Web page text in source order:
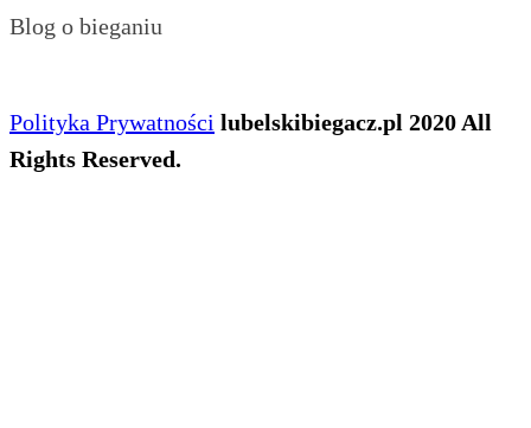
Blog o bieganiu
Polityka Prywatności lubelskibiegacz.pl 2020 All
Rights Reserved.